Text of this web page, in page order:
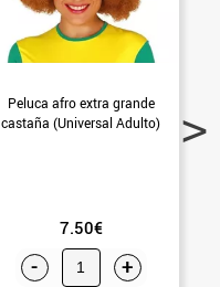
Peluca afro extra grande
castaña (Universal Adulto)
7.50€
- +